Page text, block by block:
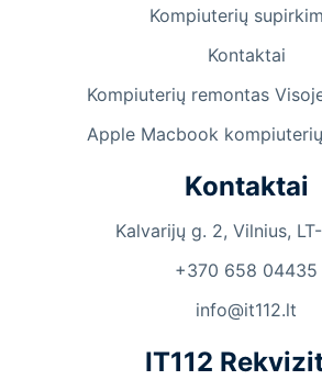
Kompiuterių
Kontaktai
Kompiuterių remontas
Apple Macbook
Kontaktai
Kalvarijų g. 2, Vilnius,
+370 658 04435
info@it112.lt
IT112